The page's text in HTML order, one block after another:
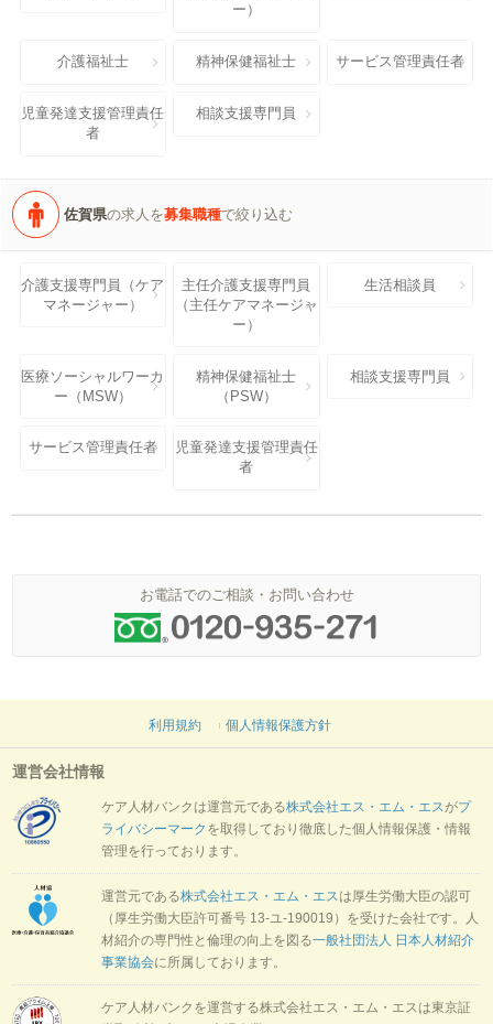
ー）
介護福祉士 精神保健福祉士 サービス管理責任者
児童発達支援管理責任
者
相談支援専門員
佐賀県の求人を募集職種で絞り込む
介護支援専門員（ケア
マネージャー）
主任介護支援専門員
（主任ケアマネージャ
ー）
生活相談員
医療ソーシャルワーカ
ー（MSW）
精神保健福祉士
（PSW）
相談支援専門員
サービス管理責任者
児童発達支援管理責任
者
お電話でのご相談・お問い合わせ
利用規約 個人情報保護方針
運営会社情報
ケア人材バンクは運営元である株式会社エス・エム・エスがプ
ライバシーマーク を取得しており徹底した個人情報保護・情報
管理を行っております。
運営元である株式会社エス・エム・エスは厚生労働大臣の認可
（厚生労働大臣許可番号 13-ユ-190019）を受けた会社です。人
材紹介の専門性と倫理の向上を図る一般社団法人 日本人材紹介
事業協会に所属しております。
ケア人材バンクを運営する株式会社エス・エム・エスは東京証